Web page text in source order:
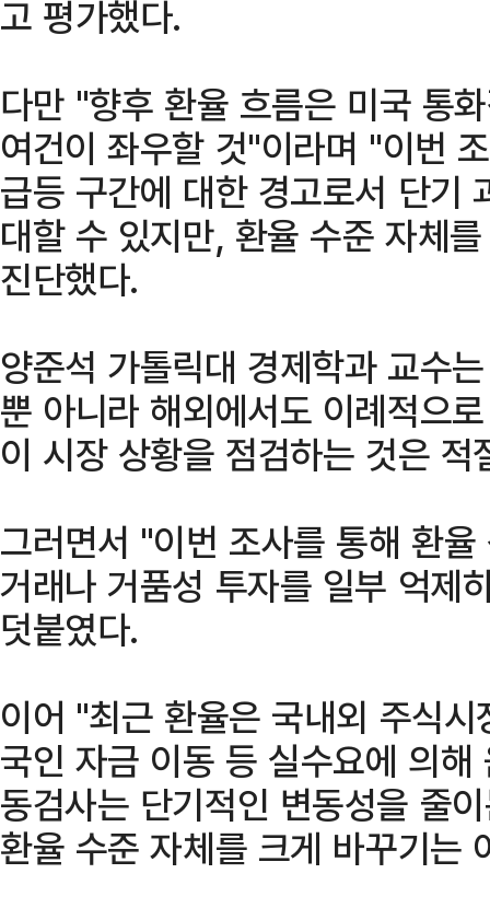
고 평가했다.
다만 "향후 환율 흐름은 미국 통
여건이 좌우할 것"이라며 "이번
급등 구간에 대한 경고로서 단기
대할 수 있지만, 환율 수준 자체
진단했다.
양준석 가톨릭대 경제학과 교수
뿐 아니라 해외에서도 이례적으
이 시장 상황을 점검하는 것은
그러면서 "이번 조사를 통해 환
거래나 거품성 투자를 일부 억제
덧붙였다.
이어 "최근 환율은 국내외 주식
국인 자금 이동 등 실수요에 의
동검사는 단기적인 변동성을 줄
환율 수준 자체를 크게 바꾸기는